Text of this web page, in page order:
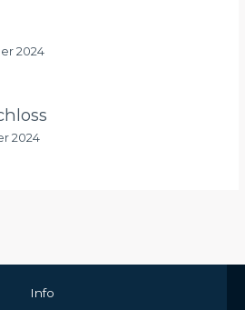
2024
2024
Info